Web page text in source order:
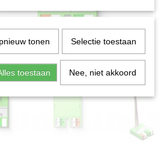
tonen Selectie toestaan
toestaan Nee, niet akkoord